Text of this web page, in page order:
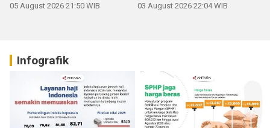
05 August 2026 21:50 WIB 03 August 2026 22:04 WIB
Infografik